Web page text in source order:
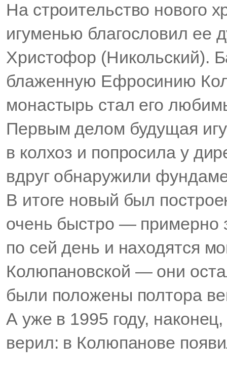
На строительство нового
игуменью благословил ее
Христофор (Никольский).
блаженную Ефросинию
монастырь стал его
Первым делом будущая
в колхоз и попросила у
вдруг обнаружили
В итоге новый был
очень быстро — примерно
по сей день и находятся
Колюпановской — они
были положены полтора
А уже в 1995 году,
верил: в Колюпанове